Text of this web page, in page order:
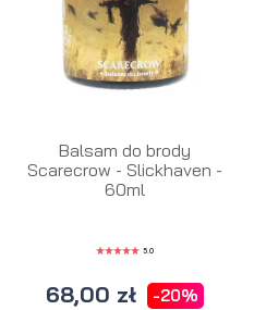
Balsam do brody
Scarecrow - Slickhaven -
60ml
5.0
68,00 zł -20%